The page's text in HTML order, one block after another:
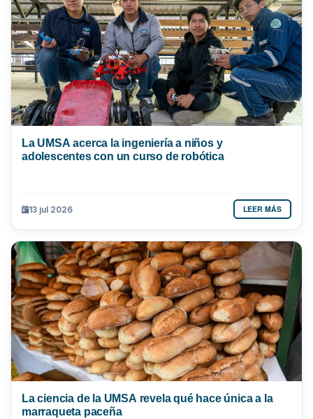
La UMSA acerca la ingeniería a niños y
adolescentes con un curso de robótica
13 jul 2026 LEER MÁS
La ciencia de la UMSA revela qué hace única a la
marraqueta paceña